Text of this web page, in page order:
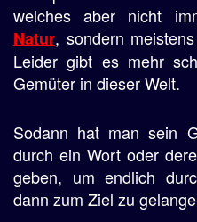
welches aber nicht
Natur, sondern
Leider gibt es mehr
Gemüter in dieser Welt.
Sodann hat man sein
durch ein Wort oder
geben, um endlich
dann zum Ziel zu